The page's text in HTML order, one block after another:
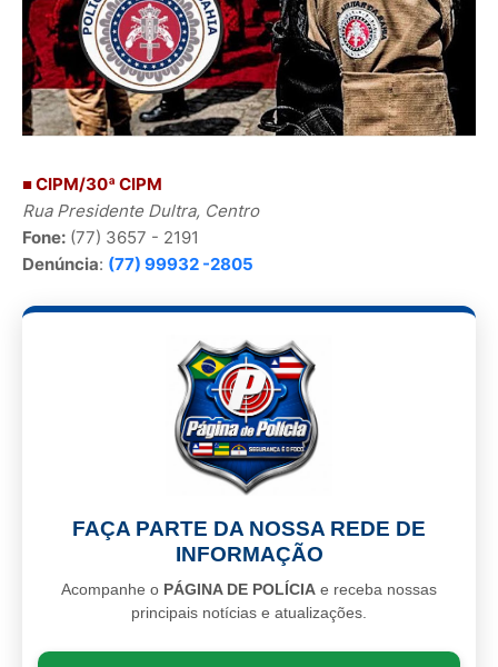
■ CIPM/30ª CIPM
Rua Presidente Dultra, Centro
Fone: (77) 3657 - 2191
Denúncia: (77) 99932 -2805
FAÇA PARTE DA NOSSA REDE DE
INFORMAÇÃO
Acompanhe o PÁGINA DE POLÍCIA e receba nossas
principais notícias e atualizações.